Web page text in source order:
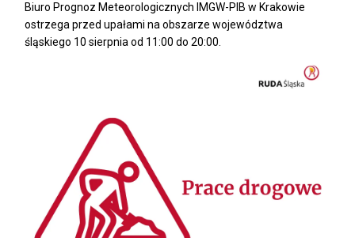
Biuro Prognoz Meteorologicznych IMGW-PIB w Krakowie
ostrzega przed upałami na obszarze województwa
śląskiego 10 sierpnia od 11:00 do 20:00.